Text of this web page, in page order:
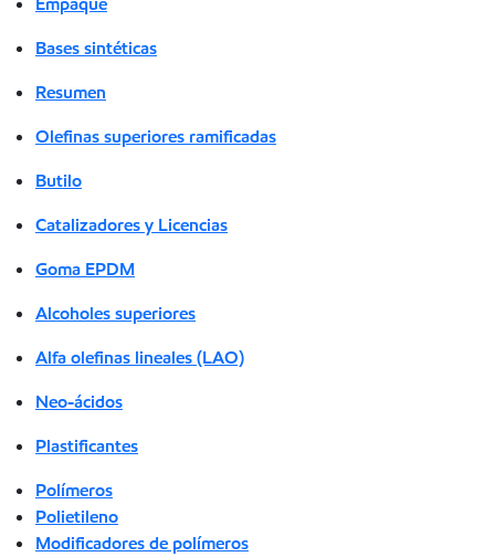
Bases sintéticas
Resumen
Olefinas superiores ramificadas
Butilo
Catalizadores y Licencias
Goma EPDM
Alcoholes superiores
Alfa olefinas lineales (LAO)
Neo-ácidos
Plastificantes
Polímeros
Polietileno
Modificadores de polímeros